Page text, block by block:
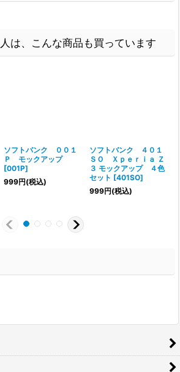
は、こんな商品も買っています
ソフトバンク ００１
Ｐ モックアップ
[001P]
999円(税込)
ソフトバンク ４０１
ＳＯ Ｘｐｅｒｉａ Ｚ
３ モックアップ ４色
セット [401SO]
999円(税込)